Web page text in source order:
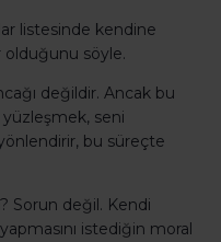
listesinde kendine
olduğunu söyle.
değildir. Ancak bu
seni
bu süreçte
Sorun değil. Kendi
istediğin moral